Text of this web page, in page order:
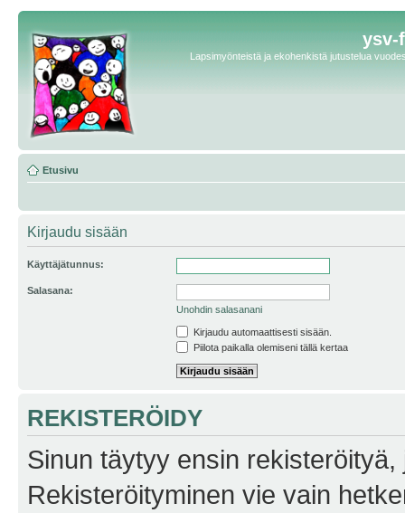
ysv-
Lapsimyönteistä ja ekohenkistä jutustelua
Etusivu
Kirjaudu sisään
Käyttäjätunnus:
Salasana:
Unohdin salasanani
Kirjaudu automaattisesti sisään.
Piilota paikalla olemiseni tällä kertaa
REKISTERÖIDY
Sinun täytyy ensin
Rekisteröityminen vie vain